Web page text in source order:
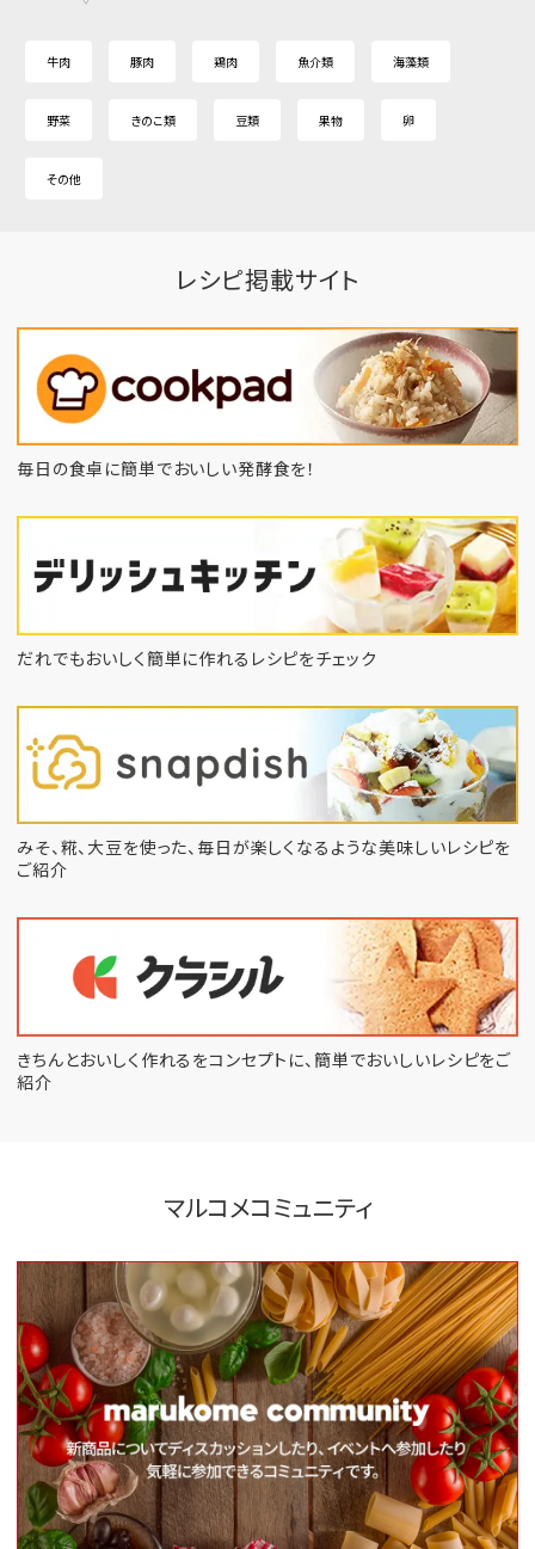
牛肉 豚肉 鶏肉 魚介類 海藻類
野菜 きのこ類 豆類 果物 卵
その他
レシピ掲載サイト
毎日の食卓に簡単でおいしい発酵食を！
だれでもおいしく簡単に作れるレシピをチェック
みそ、糀、大豆を使った、毎日が楽しくなるような美味しいレシピを
ご紹介
きちんとおいしく作れるをコンセプトに、 簡単でおいしいレシピをご
紹介
マルコメコミュニティ